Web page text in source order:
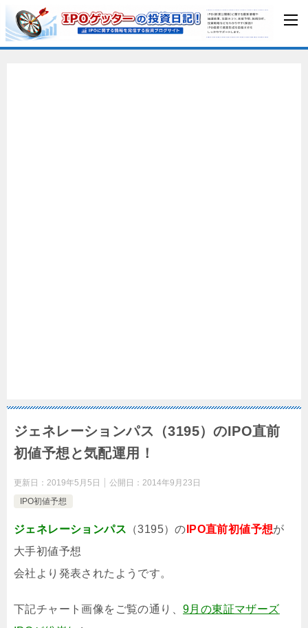
ジェネレーションパス（3195）のIPO直前
初値予想と気配運用！
更新日： 2019年5月5日 公開日： 2014年9月23日
IPO初値予想
ジェネレーションパス （3195）の IPO直前初値予想が
大手初値予想
会社より発表されたようです。
下記チャート画像をご覧の通り、 9月の東証マザーズ